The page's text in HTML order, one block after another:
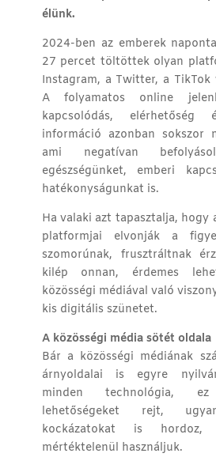
élünk.
2024-ben az emberek
27 percet töltöttek olyan
Instagram, a Twitter, a TikTok
A folyamatos online
kapcsolódás,
információ azonban sokszor
ami negatívan
egészségünket, emberi
hatékonyságunkat is.
Ha valaki azt tapasztalja, hogy
platformjai elvonják a
szomorúnak, frusztráltnak
kilép onnan, érdemes
közösségi médiával való
kis digitális szünetet.
A közösségi média sötét oldala
Bár a közösségi médiának
árnyoldalai is egyre
minden technológia,
lehetőségeket rejt,
kockázatokat is hordoz,
mértéktelenül használjuk.